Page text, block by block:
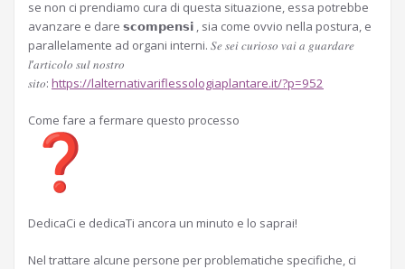
se non ci prendiamo cura di questa situazione, essa potrebbe
avanzare e dare 𝘀𝗰𝗼𝗺𝗽𝗲𝗻𝘀𝗶 , sia come ovvio nella postura, e
parallelamente ad organi interni. 𝑆𝑒 𝑠𝑒𝑖 𝑐𝑢𝑟𝑖𝑜𝑠𝑜 𝑣𝑎𝑖 𝑎 𝑔𝑢𝑎𝑟𝑑𝑎𝑟𝑒
𝑙’𝑎𝑟𝑡𝑖𝑐𝑜𝑙𝑜 𝑠𝑢𝑙 𝑛𝑜𝑠𝑡𝑟𝑜
𝑠𝑖𝑡𝑜: https://lalternativariflessologiaplantare.it/?p=952
Come fare a fermare questo processo
DedicaCi e dedicaTi ancora un minuto e lo saprai!
Nel trattare alcune persone per problematiche specifiche, ci